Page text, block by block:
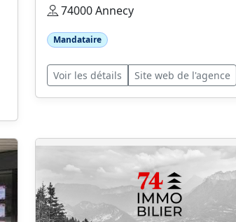
74000 Annecy
Mandataire
Voir les détails Site web de l'agence